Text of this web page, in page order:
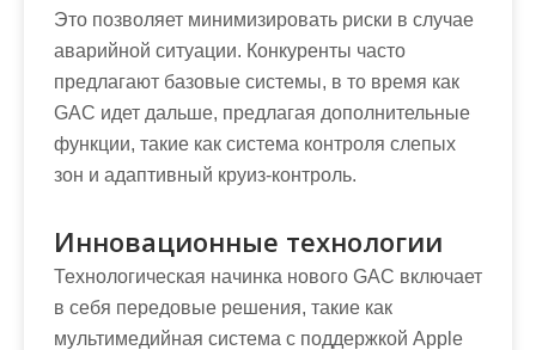
Это позволяет минимизировать риски в случае
аварийной ситуации. Конкуренты часто
предлагают базовые системы, в то время как
GAC идет дальше, предлагая дополнительные
функции, такие как система контроля слепых
зон и адаптивный круиз-контроль.
Инновационные технологии
Технологическая начинка нового GAC включает
в себя передовые решения, такие как
мультимедийная система с поддержкой Apple